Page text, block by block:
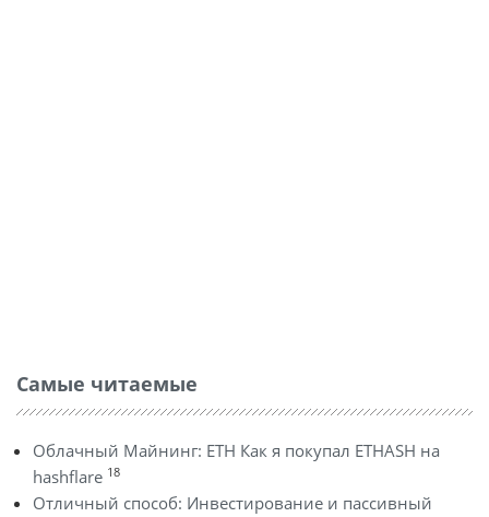
Самые читаемые
Облачный Майнинг: ETH Как я покупал ETHASH на
hashflare 18
Отличный способ: Инвестирование и пассивный